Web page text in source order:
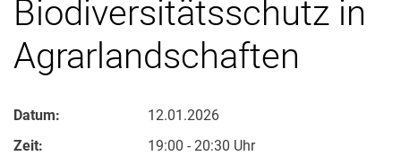
Biodiversitätsschutz in
Agrarlandschaften
Datum:
12.01.2026
Zeit:
19:00 - 20:30 Uhr